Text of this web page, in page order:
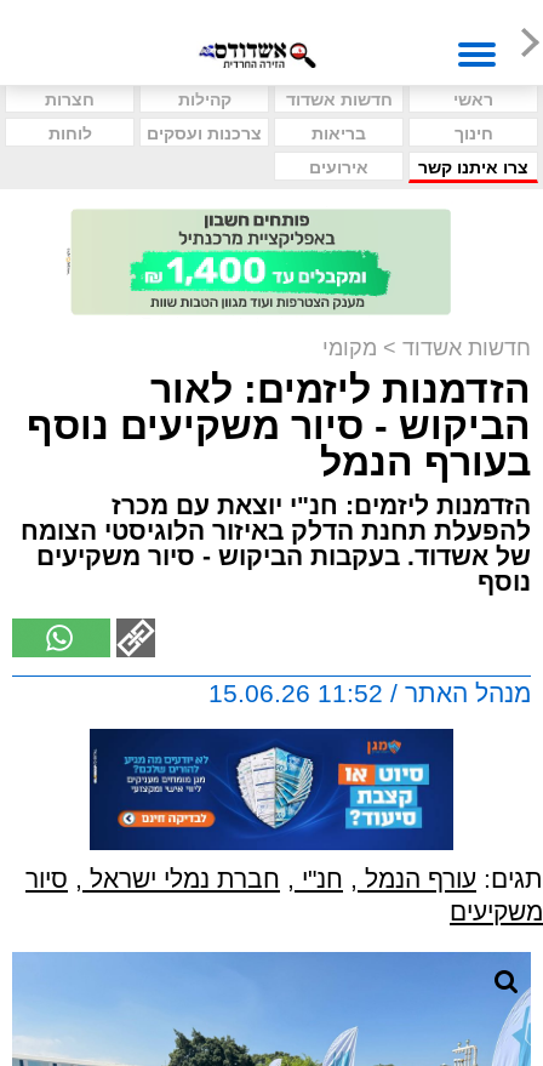
ראשי חדשות אשדוד קהילות
חצרות
חינוך
בריאות צרכנות ועסקים
לוחות
צרו איתנו קשר
אירועים
חדשות אשדוד > מקומי
הזדמנות ליזמים: לאור
הביקוש - סיור משקיעים נוסף
בעורף הנמל
הזדמנות ליזמים: חנ"י יוצאת עם מכרז
להפעלת תחנת הדלק באיזור הלוגיסטי הצומח
של אשדוד. בעקבות הביקוש - סיור משקיעים
נוסף
מנהל האתר / 11:52 15.06.26
תגים: עורף הנמל , חנ"י , חברת נמלי ישראל , סיור
משקיעים